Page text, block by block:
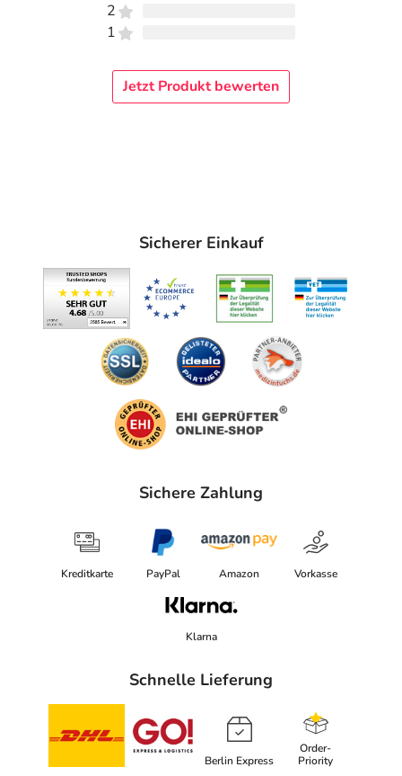
2
1
Jetzt Produkt bewerten
Sicherer Einkauf
Sichere Zahlung
Kreditkarte PayPal Amazon Vorkasse
Klarna
Schnelle Lieferung
Berlin Express
Order-
Priority